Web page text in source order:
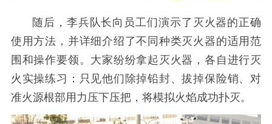
随后，李兵队长向员工们演示了灭火器的正确
使用方法，并详细介绍了不同种类灭火器的适用范
围和操作要领。大家纷纷拿起灭火器，各自进行灭
火实操练习：只见他们除掉铅封、拔掉保险销、对
准火源根部用力压下压把，将模拟火焰成功扑灭。